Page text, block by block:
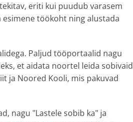
eriti kui puudub varasem
töökoht ning alustada
Paljud tööportaalid nagu
et aidata noortel leida sobivaid
ja Noored Kooli, mis pakuvad
nagu "Lastele sobib ka" ja